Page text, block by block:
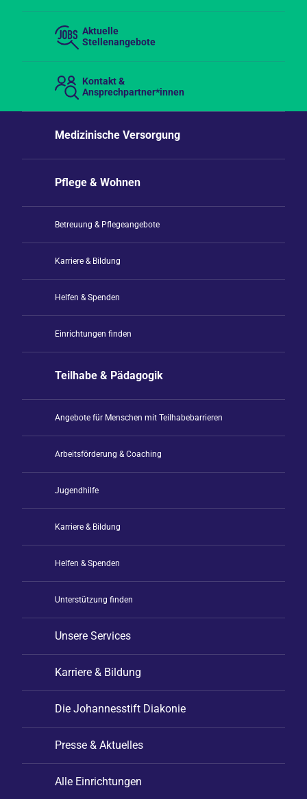
Aktuelle
Stellenangebote
Kontakt &
Ansprechpartner*innen
Medizinische Versorgung
Pflege & Wohnen
Betreuung & Pflegeangebote
Karriere & Bildung
Helfen & Spenden
Einrichtungen finden
Teilhabe & Pädagogik
Angebote für Menschen mit Teilhabebarrieren
Arbeitsförderung & Coaching
Jugendhilfe
Karriere & Bildung
Helfen & Spenden
Unterstützung finden
Unsere Services
Karriere & Bildung
Die Johannesstift Diakonie
Presse & Aktuelles
Alle Einrichtungen